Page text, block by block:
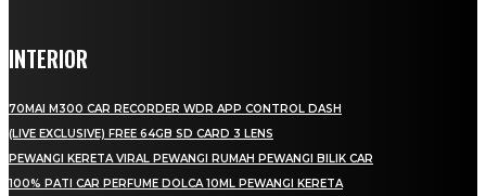
INTERIOR
70MAI M300 CAR RECORDER WDR APP CONTROL DASH
(LIVE EXCLUSIVE) FREE 64GB SD CARD 3 LENS
PEWANGI KERETA VIRAL PEWANGI RUMAH PEWANGI BILIK CAR
100% PATI CAR PERFUME DOLCA 10ML PEWANGI KERETA